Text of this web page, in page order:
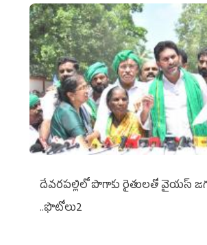
దేవరపల్లిలో పొగాకు రైతులతో వైయస్
..ఫొటోలు2